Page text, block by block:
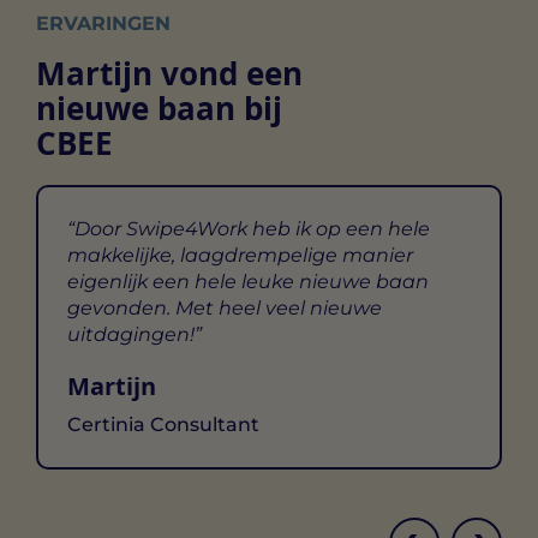
ERVARINGEN
Martijn vond een
nieuwe baan bij
CBEE
Door Swipe4Work heb ik op een hele
makkelijke, laagdrempelige manier
eigenlijk een hele leuke nieuwe baan
gevonden. Met heel veel nieuwe
uitdagingen!
Martijn
Certinia Consultant